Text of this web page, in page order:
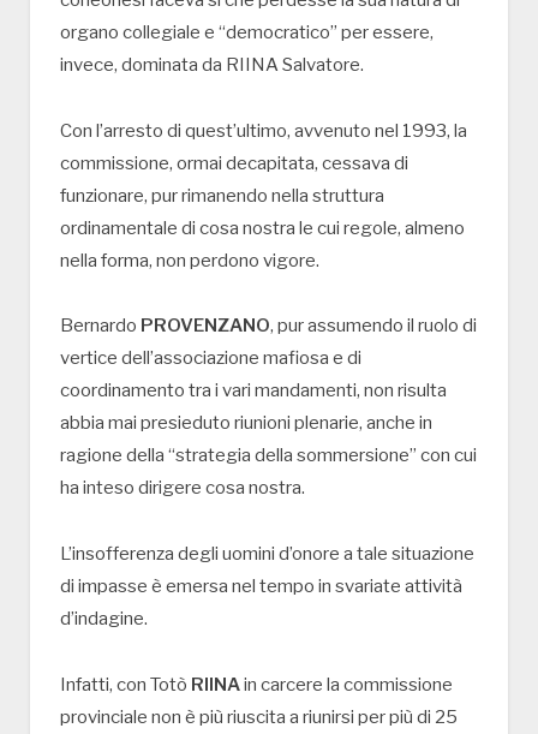
organo collegiale e “democratico” per essere,
invece, dominata da RIINA Salvatore.
Con l’arresto di quest’ultimo, avvenuto nel 1993, la
commissione, ormai decapitata, cessava di
funzionare, pur rimanendo nella struttura
ordinamentale di cosa nostra le cui regole, almeno
nella forma, non perdono vigore.
Bernardo PROVENZANO, pur assumendo il ruolo di
vertice dell’associazione mafiosa e di
coordinamento tra i vari mandamenti, non risulta
abbia mai presieduto riunioni plenarie, anche in
ragione della “strategia della sommersione” con cui
ha inteso dirigere cosa nostra.
L’insofferenza degli uomini d’onore a tale situazione
di impasse è emersa nel tempo in svariate attività
d’indagine.
Infatti, con Totò RIINAin carcere la commissione
provinciale non è più riuscita a riunirsi per più di 25